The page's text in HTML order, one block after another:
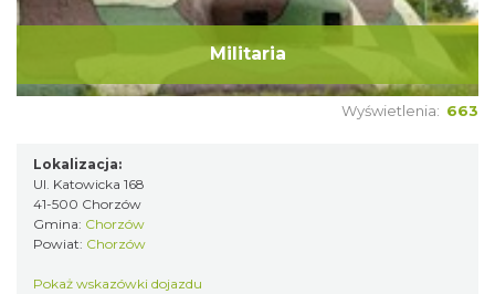
Militaria
Wyświetlenia: 663
Lokalizacja:
Ul. Katowicka 168
41-500 Chorzów
Gmina: Chorzów
Powiat: Chorzów
Pokaż wskazówki dojazdu